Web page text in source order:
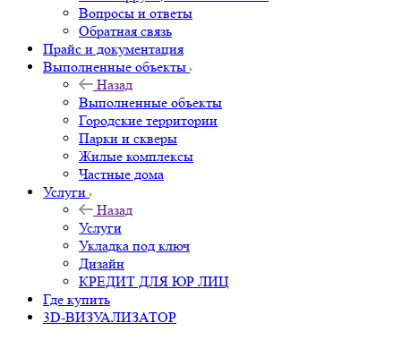
Вопросы и ответы
Обратная связь
Прайс и документация
Выполненные объекты
Назад
Выполненные объекты
Городские территории
Парки и скверы
Жилые комплексы
Частные дома
Услуги
Назад
Услуги
Укладка под ключ
Дизайн
КРЕДИТ ДЛЯ ЮР ЛИЦ
Где купить
3D-ВИЗУАЛИЗАТОР